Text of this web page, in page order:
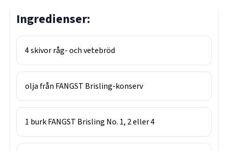
Ingredienser:
4skivorråg- och vetebröd
olja från FANGST Brisling-konserv
1 burkFANGST Brisling No. 1, 2 eller 4